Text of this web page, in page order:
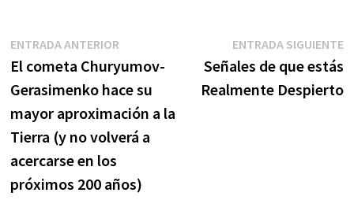
Navegación
de
entradas
ENTRADA ANTERIOREntrada
anterior:
El cometa Churyumov-
Gerasimenko hace su
mayor aproximación a la
Tierra (y no volverá a
acercarse en los
próximos 200 años)
ENTRADA SIGUIENTE
Señales de que estás
Realmente Despierto